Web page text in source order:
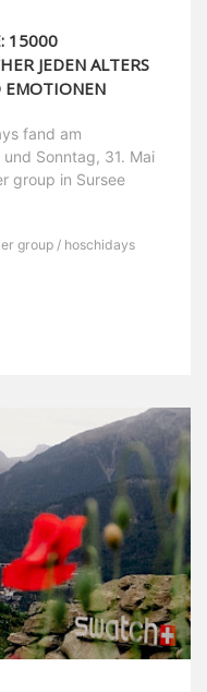
15000
JEDEN ALTERS
EMOTIONEN
fand am
Sonntag, 31. Mai
group in Sursee
group / hoschidays